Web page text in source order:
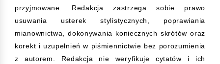
przyjmowane. Redakcja zastrzega sobie prawo
usuwania usterek stylistycznych, poprawiania
mianownictwa, dokonywania koniecznych skrótów oraz
korekt i uzupełnień w piśmiennictwie bez porozumienia
z autorem. Redakcja nie weryfikuje cytatów i ich